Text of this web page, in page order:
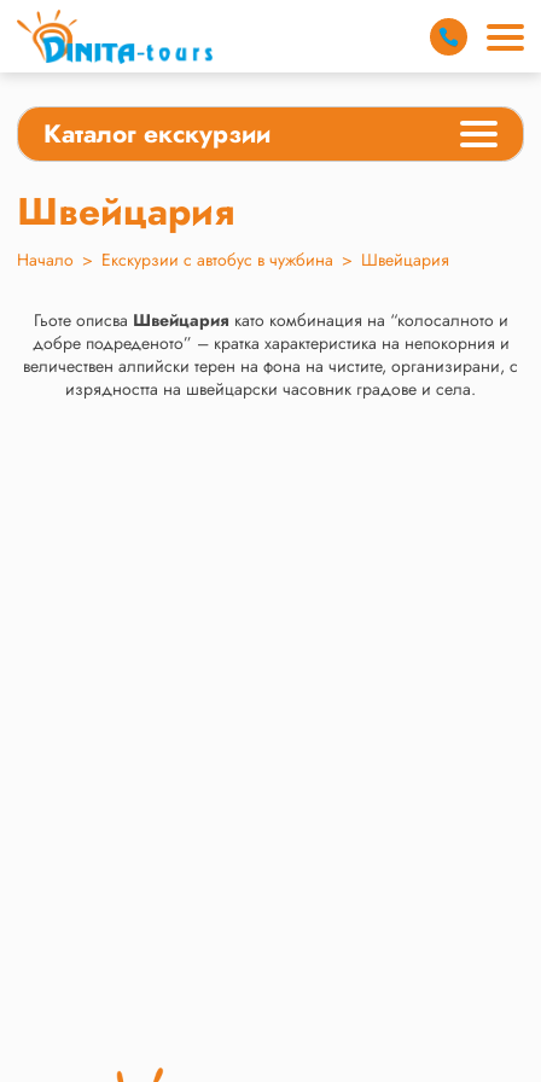
Каталог екскурзии
Швейцария
Начало > Екскурзии с автобус в чужбина > Швейцария
Гьоте описва Швейцария като комбинация на “колосалното и
добре подреденото” – кратка характеристика на непокорния и
величествен алпийски терен на фона на чистите, организирани, с
изрядността на швейцарски часовник градове и села.